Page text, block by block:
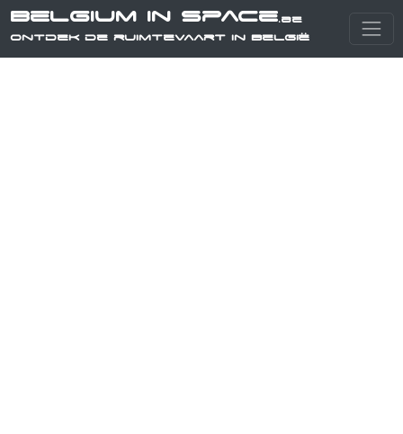
Belgium in Space.be
Ontdek de ruimtevaart in België